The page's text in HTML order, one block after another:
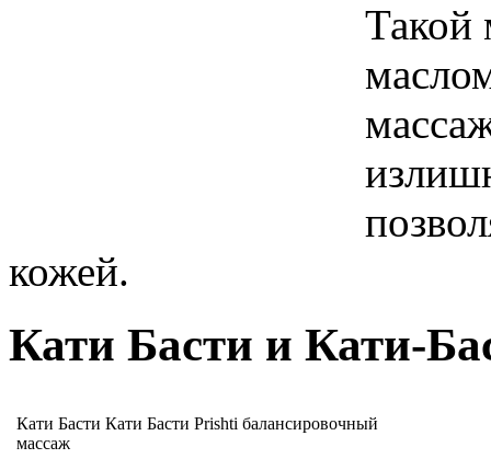
Такой
кожей.
Кати Басти и Кати-
Кати Басти Кати Басти Prishti балансировочный
массаж